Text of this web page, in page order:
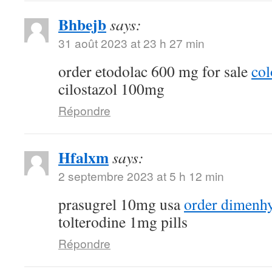
Bhbejbsays:
31 août 2023 at 23 h 27 min
order etodolac 600 mg for sale
cilostazol 100mg
Répondre
Hfalxmsays:
2 septembre 2023 at 5 h 12 min
prasugrel 10mg usaorder
tolterodine 1mg pills
Répondre